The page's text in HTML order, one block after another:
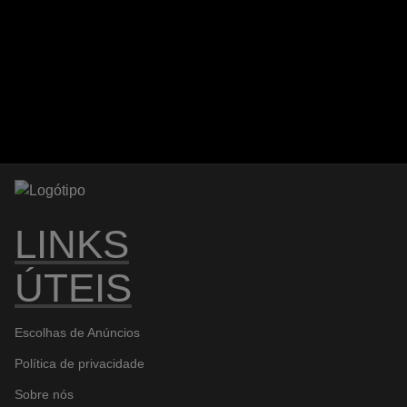
LINKS
ÚTEIS
Escolhas de Anúncios
Política de privacidade
Sobre nós